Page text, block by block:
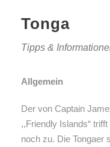
Tonga
Tipps &
Allgemein
Der von Captain
,,Friendly Islands“
noch zu. Die Tongaer